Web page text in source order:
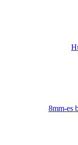
8mm-es